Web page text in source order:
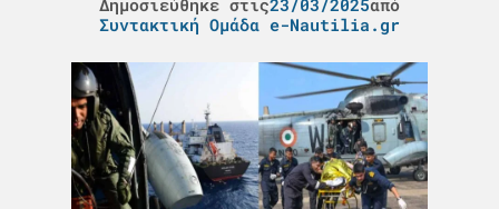
Δημοσιεύθηκε στις23/03/2025από
Συντακτική Ομάδα e-Nautilia.gr